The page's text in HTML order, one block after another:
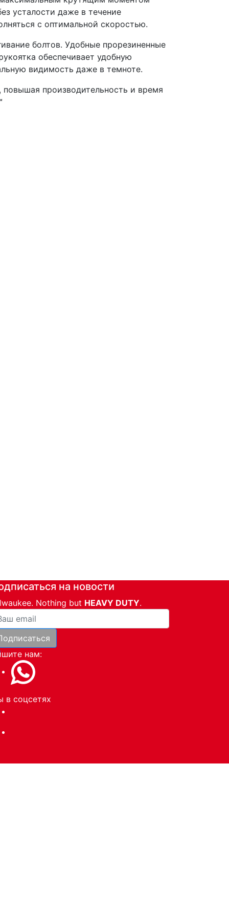
усталости даже в течение
с оптимальной скоростью.
болтов. Удобные прорезиненные
обеспечивает удобную
видимость даже в темноте.
повышая производительность и время
на новости
Nothing but HEAVY DUTY.
почта
нам:
в соцсетях